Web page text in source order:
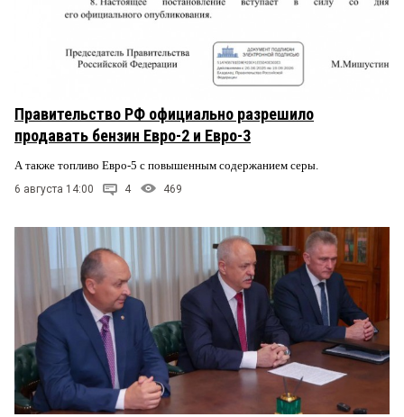
Правительство РФ официально разрешило
продавать бензин Евро-2 и Евро-3
А также топливо Евро-5 с повышенным содержанием серы.
6 августа 14:00 4 469